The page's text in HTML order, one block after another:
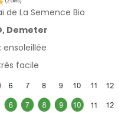
de La Semence Bio
Demeter
: ensoleillée
facile